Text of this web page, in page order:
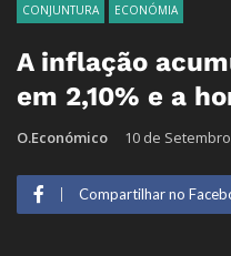
CONJUNTURA ECONÓMIA
A inflação
em 2,10% e a
O.Económico 10 de
Compartilhar no